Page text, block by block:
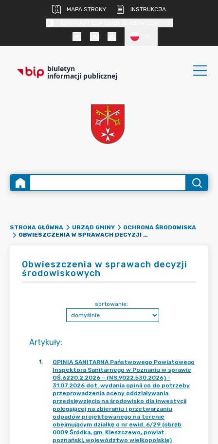
MAPA STRONY
INSTRUKCJA
biuletyn
informacji publicznej
STRONA GŁÓWNA URZĄD GMINY
OCHRONA ŚRODOWISKA
OBWIESZCZENIA W SPRAWACH DECYZJI ŚRODOWISKOWYCH
Obwieszczenia w sprawach decyzji
środowiskowych
Artykuły:
sortowanie:
1.
OPINIA SANITARNA Państwowego Powiatowego
Inspektora Sanitarnego w Poznaniu w sprawie
OŚ.6220.2.2026 – (NS.9022.530.2026) -
31.07.2026 dot. wydania opinii co do potrzeby
przeprowadzenia oceny oddziaływania
przedsięwzięcia na środowisko dla inwestycji
polegającej na zbieraniu i przetwarzaniu
odpadów projektowanego na terenie
obejmującym działkę o nr ewid. 6/29 (obręb
0009 Śródka, gm. Kleszczewo, powiat
poznański, województwo wielkopolskie)